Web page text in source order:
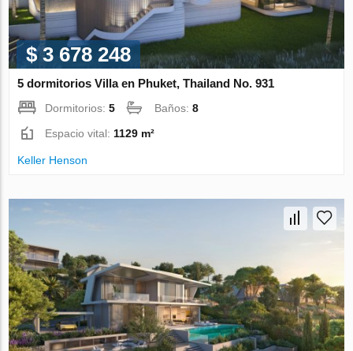
$ 3 678 248
5 dormitorios Villa en Phuket, Thailand No. 931
Dormitorios:5 Baños:8
Espacio vital: 1129 m²
Keller Henson